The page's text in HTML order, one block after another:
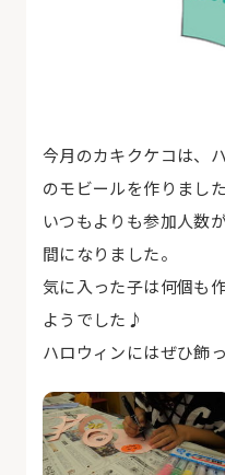
今月のカキクケコは、
のモビールを作りました
いつもよりも参加人数
間になりました。
気に入った子は何個も
ようでした♪
ハロウィンにはぜひ飾